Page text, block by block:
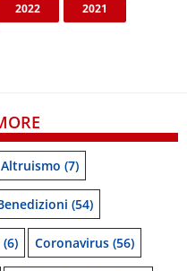
2022 2021
Altruismo (7)
(54)
(6) Coronavirus (56)